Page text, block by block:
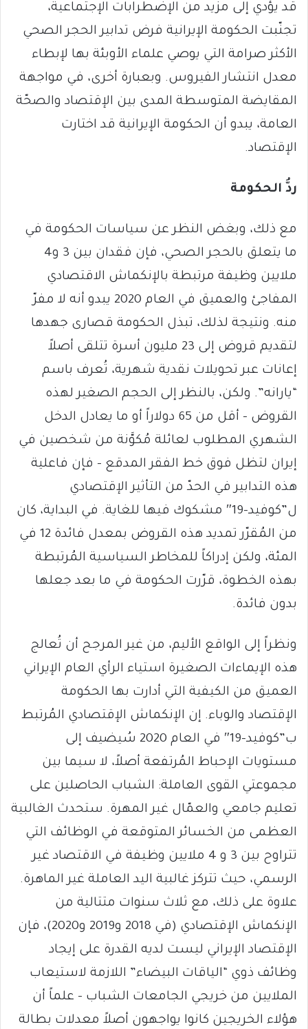
قد يؤدي إلى مزيد من الإضطرابات الإجتماعية،
تجنّبت الحكومة الإيرانية فرض تدابير الحجر الصحي
الأكثر صرامة التي يوصي علماء الأوبئة بها لإبطاء
معدل انتشار الفيروس. وبعبارة أخرى، في مواجهة
المقايضة المتوسطة المدى بين الإقتصاد والصحّة
العامة، يبدو أن الحكومة الإيرانية قد اختارت
الإقتصاد.
ردُّ الحكومة
مع ذلك، وبغض النظر عن سياسات الحكومة في
ما يتعلق بالحجر الصحي، فإن فقدان بين 3 و4
ملايين وظيفة مرتبطة بالإنكماش الاقتصادي
المفاجئ والعميق في العام 2020 يبدو أنه لا مفرّ
منه. ونتيجة لذلك، تبذل الحكومة قصارى جهدها
لتقديم قروض إلى 23 مليون أسرة تتلقى أصلاً
إعانات عبر تحويلات نقدية شهرية، تُعرف باسم
“يارانه”. ولكن، بالنظر إلى الحجم الصغير لهذه
القروض – أقل من 65 دولاراً أو ما يعادل الدخل
الشهري المطلوب لعائلة مُكوَّنة من شخصين في
إيران لتظل فوق خط الفقر المدقع – فإن فاعلية
هذه التدابير في الحدّ من التأثير الإقتصادي
ل”كوفيد-19″ مشكوك فيها للغاية. في البداية، كان
من المُقرّر تمديد هذه القروض بمعدل فائدة 12 في
المئة، ولكن إدراكاً للمخاطر السياسية المُرتبطة
بهذه الخطوة، قرّرت الحكومة في ما بعد جعلها
بدون فائدة.
ونظراً إلى الواقع الأليم، من غير المرجح أن تُعالج
هذه الإيماءات الصغيرة استياء الرأي العام الإيراني
العميق من الكيفية التي أدارت بها الحكومة
الإقتصاد والوباء. إن الإنكماش الإقتصادي المُرتبط
ب”كوفيد-19″ في العام 2020 سُيضيف إلى
مستويات الإحباط المُرتفعة أصلاً، لا سيما بين
مجموعتي القوى العاملة: الشباب الحاصلين على
تعليم جامعي والعمّال غير المهرة. ستحدث الغالبية
العظمى من الخسائر المتوقعة في الوظائف التي
تتراوح بين 3 و 4 ملايين وظيفة في الاقتصاد غير
الرسمي، حيث تتركز غالبية اليد العاملة غير الماهرة.
علاوة على ذلك، مع ثلاث سنوات متتالية من
الإنكماش الإقتصادي (في 2018 و2019 و2020)، فإن
الإقتصاد الإيراني ليست لديه القدرة على إيجاد
وظائف ذوي “الياقات البيضاء” اللازمة لاستيعاب
الملايين من خريجي الجامعات الشباب – علماً أن
هؤلاء الخريجين كانوا يواجهون أصلاً معدلات بطالة